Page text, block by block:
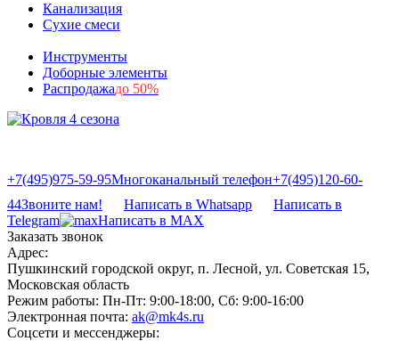
Канализация
Сухие смеси
Инструменты
Доборные элементы
Распродажадо 50%
+7(495)975-59-95Многоканальный телефон+7(495)120-60-
44Звоните нам! Написать в Whatsapp
Написать в
Telegram
Написать в MAX
Заказать звонок
Адрес:
Пушкинский городской округ, п. Лесной, ул. Советская 15,
Московская область
Режим работы: Пн-Пт: 9:00-18:00, Сб: 9:00-16:00
Электронная почта: ak@mk4s.ru
Соцсети и мессенджеры: